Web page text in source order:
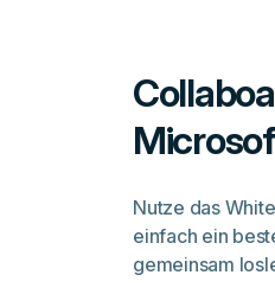
Nutze das
einfach ein
gemeinsam